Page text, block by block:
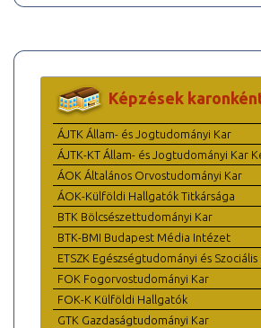
Képzések
ÁJTK Állam- és Jogtudományi Kar
ÁJTK-KT Állam- és Jogtudományi Kar
ÁOK Általános Orvostudományi Kar
ÁOK-Külföldi Hallgatók Titkársága
BTK Bölcsészettudományi Kar
BTK-BMI Budapest Média Intézet
ETSZK Egészségtudományi és
FOK Fogorvostudományi Kar
FOK-K Külföldi Hallgatók
GTK Gazdaságtudományi Kar